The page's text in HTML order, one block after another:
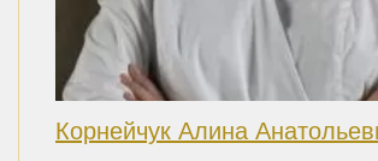
Корнейчук Алина